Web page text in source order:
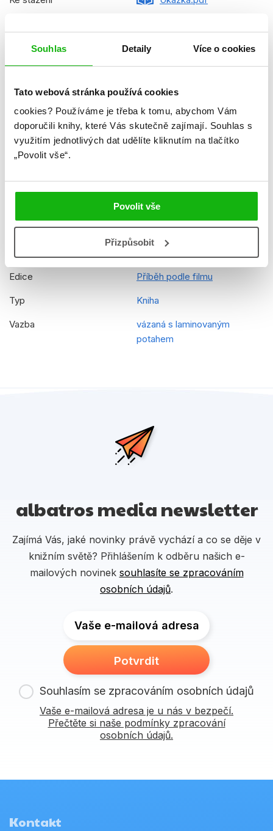
Souhlas Detaily Více o cookies
Tato webová stránka používá cookies
cookies? Používáme je třeba k tomu, abychom Vám
doporučili knihy, které Vás skutečně zajímají. Souhlas s
využitím jednotlivých dat udělíte kliknutím na tlačítko
„Povolit vše“.
Povolit vše
Přizpůsobit
Formát 210x285 mm
Jazyk čeština
Původní název
Elio Movie Storybook
Původní jazyk angličtina
Irena Steinerová
EAN 9788025257104
Edice Příběh podle filmu
Typ Kniha
Vazba
vázaná s laminovaným
potahem
albatros media newsletter
Zajímá Vás, jaké novinky právě vychází a co se děje v
knižním světě? Přihlášením k odběru našich e-
mailových novinek souhlasíte se zpracováním
osobních údajů.
Vaše e-mailová adresa
Potvrdit
Souhlasím se zpracováním osobních údajů
Vaše e-mailová adresa je u nás v bezpečí.
Přečtěte si naše podmínky zpracování
osobních údajů.
Kontakt